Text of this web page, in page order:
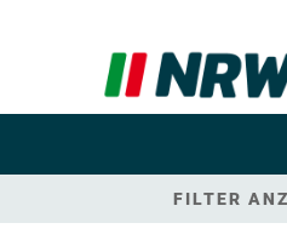
FILTER